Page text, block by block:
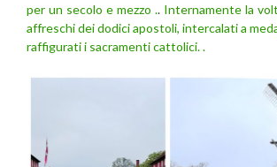
per un secolo e mezzo .. Internamente la
affreschi dei dodici apostoli, intercalati a
raffigurati i sacramenti cattolici. .